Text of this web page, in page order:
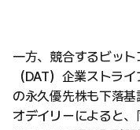
一方、競合するビッ
（DAT）企業ストラ
の永久優先株も下落基
オデイリーによると、